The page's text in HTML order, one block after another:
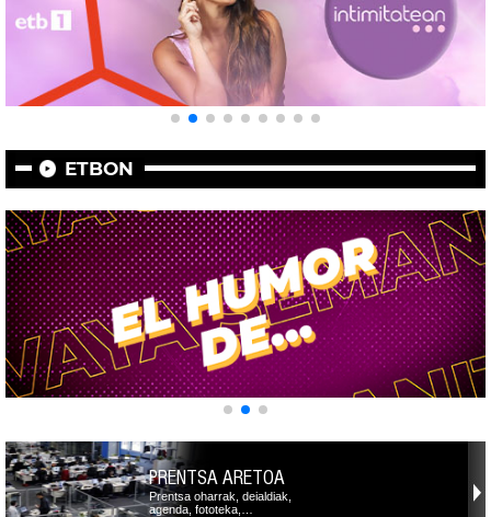
ETBON
PRENTSA ARETOA
Prentsa oharrak, deialdiak,
agenda, fototeka,…